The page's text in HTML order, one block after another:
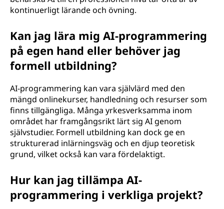
kontinuerligt lärande och övning.
Kan jag lära mig AI-programmering
på egen hand eller behöver jag
formell utbildning?
AI-programmering kan vara självlärd med den
mängd onlinekurser, handledning och resurser som
finns tillgängliga. Många yrkesverksamma inom
området har framgångsrikt lärt sig AI genom
självstudier. Formell utbildning kan dock ge en
strukturerad inlärningsväg och en djup teoretisk
grund, vilket också kan vara fördelaktigt.
Hur kan jag tillämpa AI-
programmering i verkliga projekt?